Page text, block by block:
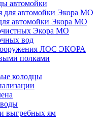
автомойки
для автомойки Экора МО
автомойки Экора МО
Экора МО
вод
ЛОС ЭКОРА
полками
колодцы
выгребных ям